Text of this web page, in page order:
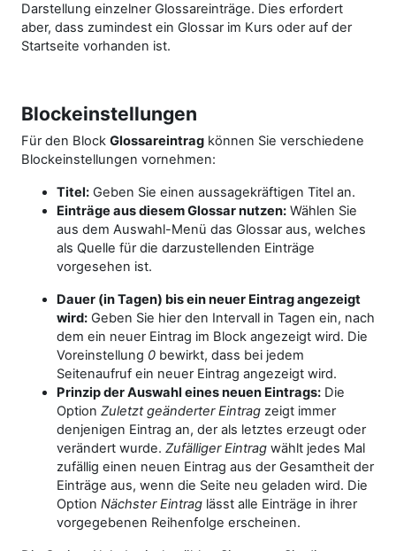
Darstellung einzelner Glossareinträge. Dies erfordert
aber, dass zumindest ein Glossar im Kurs oder auf der
Startseite vorhanden ist.
Blockeinstellungen
Für den Block Glossareintrag können Sie verschiedene
Blockeinstellungen vornehmen:
Titel: Geben Sie einen aussagekräftigen Titel an.
Einträge aus diesem Glossar nutzen: Wählen Sie
aus dem Auswahl-Menü das Glossar aus, welches
als Quelle für die darzustellenden Einträge
vorgesehen ist.
Dauer (in Tagen) bis ein neuer Eintrag angezeigt
wird: Geben Sie hier den Intervall in Tagen ein, nach
dem ein neuer Eintrag im Block angezeigt wird. Die
Voreinstellung 0 bewirkt, dass bei jedem
Seitenaufruf ein neuer Eintrag angezeigt wird.
Prinzip der Auswahl eines neuen Eintrags: Die
Option Zuletzt geänderter Eintrag zeigt immer
denjenigen Eintrag an, der als letztes erzeugt oder
verändert wurde. Zufälliger Eintrag wählt jedes Mal
zufällig einen neuen Eintrag aus der Gesamtheit der
Einträge aus, wenn die Seite neu geladen wird. Die
Option Nächster Eintrag lässt alle Einträge in ihrer
vorgegebenen Reihenfolge erscheinen.